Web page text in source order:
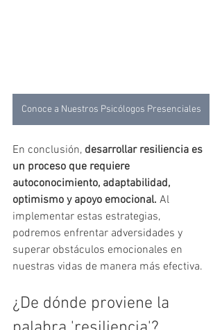
Conoce a Nuestros Psicólogos Presenciales
En conclusión, desarrollar resiliencia es
un proceso que requiere
autoconocimiento, adaptabilidad,
optimismo y apoyo emocional. Al
implementar estas estrategias,
podremos enfrentar adversidades y
superar obstáculos emocionales en
nuestras vidas de manera más efectiva.
¿De dónde proviene la